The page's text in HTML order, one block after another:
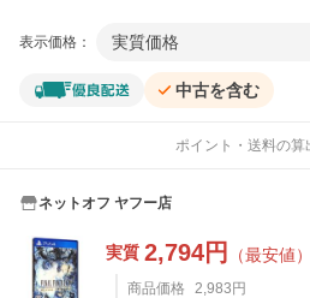
表示価格： 実質価格
中古を含む
ポイント・送料の算
ネットオフ ヤフー店
実質 2,794円 （最安値）
商品価格 2,983 円